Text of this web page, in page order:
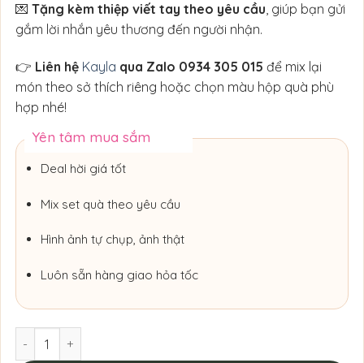
💌 Tặng kèm thiệp viết tay theo yêu cầu, giúp bạn gửi
gắm lời nhắn yêu thương đến người nhận.
👉 Liên hệ Kayla qua Zalo 0934 305 015 để mix lại
món theo sở thích riêng hoặc chọn màu hộp quà phù
hợp nhé!
Yên tâm mua sắm
Deal hời giá tốt
Mix set quà theo yêu cầu
Hình ảnh tự chụp, ảnh thật
Luôn sẵn hàng giao hỏa tốc